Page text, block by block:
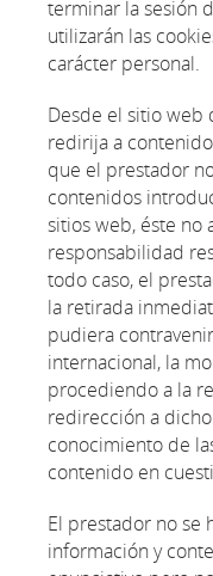
terminar la sesión
utilizarán las
carácter personal.
Desde el sitio web
redirija a
que el prestador
contenidos
sitios web, éste no
responsabilidad
todo caso, el
la retirada
pudiera
internacional, la
procediendo a la
redirección a
conocimiento de
contenido en
El prestador no se
información y